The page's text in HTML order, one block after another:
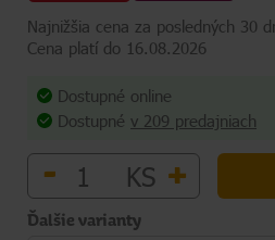
Najnižšia cena za posledných 30
Cena platí do 16.08.2026
Dostupné online
Dostupné v 209 predajniach
- KS +
Ďalšie varianty